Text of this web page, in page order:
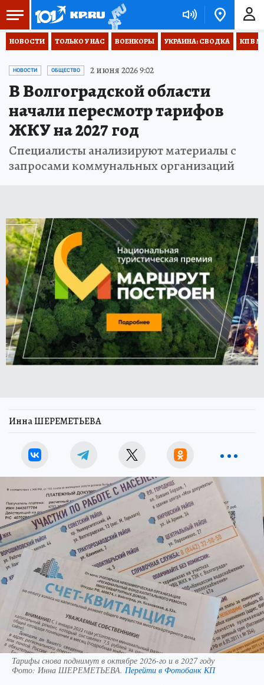
НОВОСТИ ТОЛЬКО У НАС ВОЕНКОРЫ УКРАИНА: СВОДКА КП В
НОВОСТИ ОБЩЕСТВО 2 июня 2026 9:02
В Волгоградской области
начали пересмотр тарифов
ЖКУ на 2027 год
Специалисты анализируют материалы с
запросами коммунальных организаций
Инна ШЕРЕМЕТЬЕВА
Тарифы снова поднимут в октябре 2026-го и в 2027 году
Фото: Инна ШЕРЕМЕТЬЕВА. Перейти в Фотобанк КП